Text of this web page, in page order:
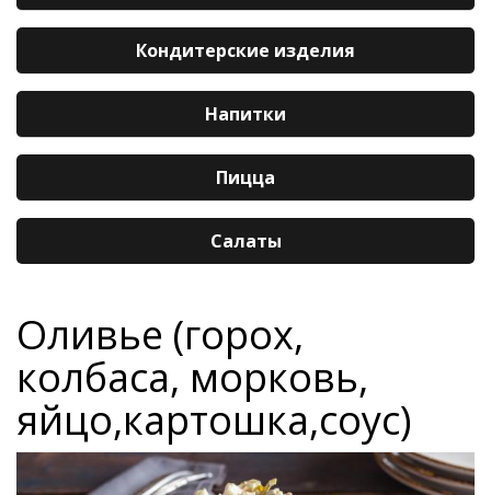
Кондитерские изделия
Напитки
Пицца
Салаты
Оливье (горох,
колбаса, морковь,
яйцо,картошка,соус)